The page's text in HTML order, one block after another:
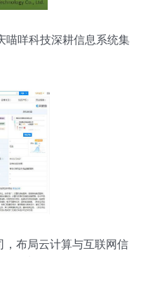
喵咩科技深耕信息系统集
，布局云计算与互联网信